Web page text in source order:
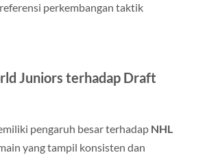
perkembangan taktik
Juniors terhadap Draft
pengaruh besar terhadap NHL
yang tampil konsisten dan